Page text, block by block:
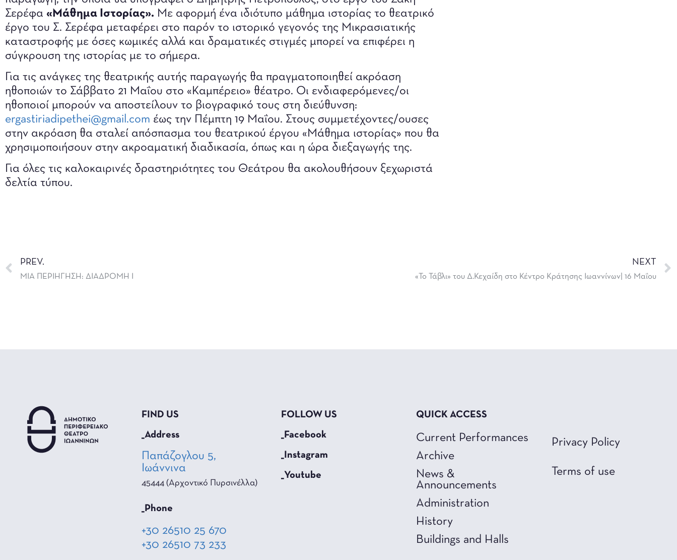
Σερέφα «Μάθημα Ιστορίας». Με αφορμή ένα ιδιότυπο μάθημα ιστορίας το θεατρικό
έργο του Σ. Σερέφα μεταφέρει στο παρόν το ιστορικό γεγονός της Μικρασιατικής
καταστροφής με όσες κωμικές αλλά και δραματικές στιγμές μπορεί να επιφέρει η
σύγκρουση της ιστορίας με το σήμερα.
Για τις ανάγκες της θεατρικής αυτής παραγωγής θα πραγματοποιηθεί ακρόαση
ηθοποιών το Σάββατο 21 Μαΐου στο «Καμπέρειο» θέατρο. Οι ενδιαφερόμενες/οι
ηθοποιοί μπορούν να αποστείλουν το βιογραφικό τους στη διεύθυνση:
ergastiriadipethei@gmail.com έως την Πέμπτη 19 Μαΐου. Στους συμμετέχοντες/ουσες
στην ακρόαση θα σταλεί απόσπασμα του θεατρικού έργου «Μάθημα ιστορίας» που θα
χρησιμοποιήσουν στην ακροαματική διαδικασία, όπως και η ώρα διεξαγωγής της.
Για όλες τις καλοκαιρινές δραστηριότητες του Θεάτρου θα ακολουθήσουν ξεχωριστά
δελτία τύπου.
PREV.
ΜΙΑ ΠΕΡΙΗΓΗΣΗ: ΔΙΑΔΡΟΜΗ I
NEXT
«Το Τάβλι» του Δ.Κεχαίδη στο Κέντρο Κράτησης Ιωαννίνων| 16 Μαΐου
FIND US
_Address
Παπάζογλου 5,
Ιωάννινα
45444 (Αρχοντικό Πυρσινέλλα)
_Phone
+30 26510 25 670
+30 26510 73 233
FOLLOW US
_Facebook
_Instagram
_Youtube
QUICK ACCESS
Current Performances
Archive
News &
Announcements
Administration
History
Buildings and Halls
Privacy Policy
Terms of use